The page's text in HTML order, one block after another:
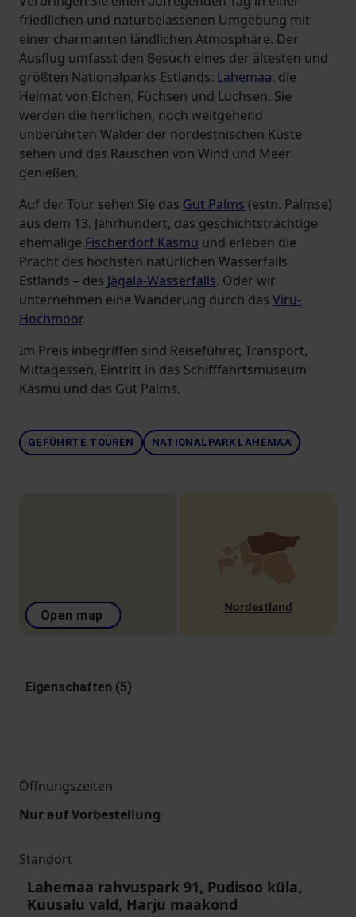
friedlichen und naturbelassenen Umgebung mit
einer charmanten ländlichen Atmosphäre. Der
Ausflug umfasst den Besuch eines der ältesten und
größten Nationalparks Estlands: Lahemaa, die
Heimat von Elchen, Füchsen und Luchsen. Sie
werden die herrlichen, noch weitgehend
unberührten Wälder der nordestnischen Küste
sehen und das Rauschen von Wind und Meer
genießen.
Auf der Tour sehen Sie das Gut Palms (estn. Palmse)
aus dem 13. Jahrhundert, das geschichtsträchtige
ehemalige Fischerdorf Käsmu und erleben die
Pracht des höchsten natürlichen Wasserfalls
Estlands – des Jägala-Wasserfalls. Oder wir
unternehmen eine Wanderung durch das Viru-
Hochmoor.
Im Preis inbegriffen sind Reiseführer, Transport,
Mittagessen, Eintritt in das Schifffahrtsmuseum
Käsmu und das Gut Palms.
GEFÜHRTE TOUREN NATIONALPARK LAHEMAA
Open map
Nordestland
Eigenschaften (5)
Öffnungszeiten
Nur auf Vorbestellung
Standort
Lahemaa rahvuspark 91, Pudisoo küla,
Kuusalu vald, Harju maakond